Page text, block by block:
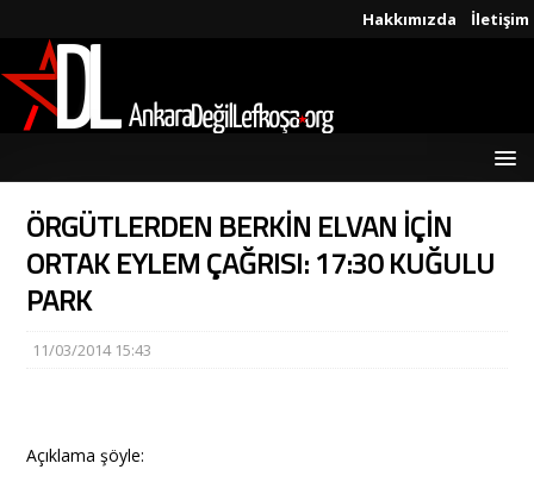
Hakkımızda İletişim
ÖRGÜTLERDEN BERKİN ELVAN İÇİN
ORTAK EYLEM ÇAĞRISI: 17:30 KUĞULU
PARK
11/03/2014 15:43
Açıklama şöyle: